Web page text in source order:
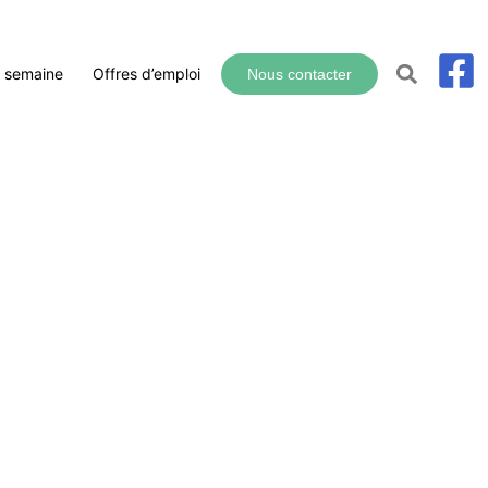
semaine Offres d’emploi Nous contacter